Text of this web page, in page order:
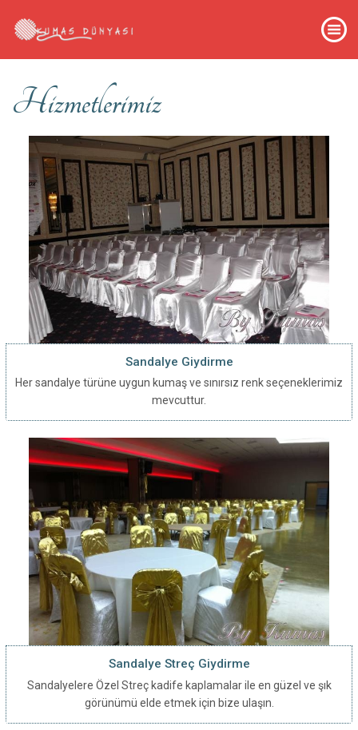
Hizmetlerimiz
Sandalye Giydirme
Her sandalye türüne uygun kumaş ve sınırsız renk seçeneklerimiz
mevcuttur.
Sandalye Streç Giydirme
Sandalyelere Özel Streç kadife kaplamalar ile en güzel ve şık
görünümü elde etmek için bize ulaşın.